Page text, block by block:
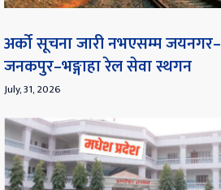
अर्को सूचना जारी नभएसम्म जयनगर–
जनकपुर–भङ्गाहा रेल सेवा स्थगन
July, 31, 2026